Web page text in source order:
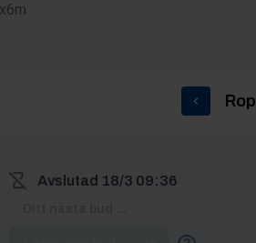
Rop
Avslutad 18/3 09:36